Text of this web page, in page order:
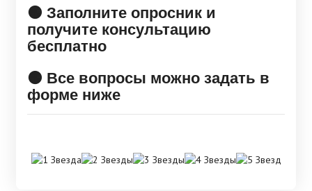
🟠 Заполните опросник и
получите консультацию
бесплатно
🟠 Все вопросы можно задать в
форме ниже